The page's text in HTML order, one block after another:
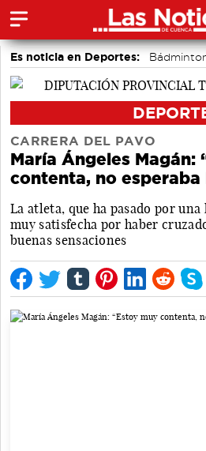
Es noticia en Deportes:
Bolos conquenses
CARRERA DEL PAVO
María Ángeles Magán:
contenta, no
La atleta, que ha pasado por
muy satisfecha por haber
buenas sensaciones